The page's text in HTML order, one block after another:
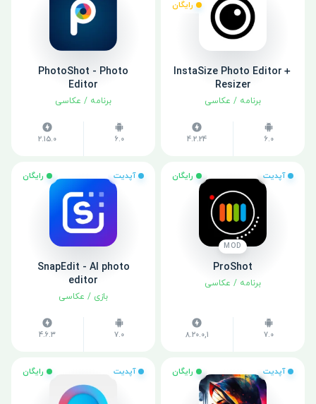
رایگان
InstaSize Photo Editor＋
Resizer
برنامه / عکاسی
6.0
4.2.24
PhotoShot - Photo
Editor
برنامه / عکاسی
6.0
2.15.0
آپدیت رایگان
MOD
ProShot
برنامه / عکاسی
7.0
8.20.0,1
آپدیت رایگان
SnapEdit - AI photo
editor
بازی / عکاسی
7.0
4.6.3
آپدیت رایگان آپدیت رایگان